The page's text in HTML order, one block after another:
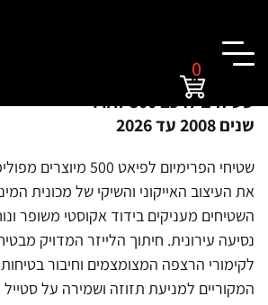
0
שטיחים לרכב FIAT 500
שנים 2008 עד 2026
שטיחי הפרימיום לפיאט
השטיחים מעניקים בידוד אקוסטי משופר
נסיעה עירונית. חיתוך הלייזר המדויק
לקימורי הרצפה המצומצמים וחיבור
המקוריים למניעת תזוזה ושמירה על סטייל